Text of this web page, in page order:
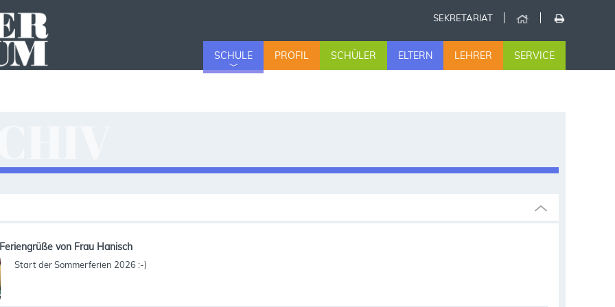
SEKRETARIAT
SCHULE PROFIL SCHÜLER ELTERN LEHRER SERVICE
Feriengrüße von Frau Hanisch
Start der Sommerferien 2026 :-)